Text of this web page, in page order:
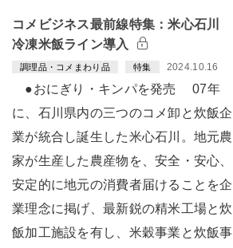
コメビジネス最前線特集：米心石川
冷凍米飯ライン導入
調理品・コメまわり品 特集 2024.10.16
●おにぎり・キンパを発売 07年
に、石川県内の三つのコメ卸と炊飯企
業が統合し誕生した米心石川。地元農
家が生産した農産物を、安全・安心、
安定的に地元の消費者届けることを企
業理念に掲げ、最新鋭の精米工場と炊
飯加工施設を有し、米穀事業と炊飯事